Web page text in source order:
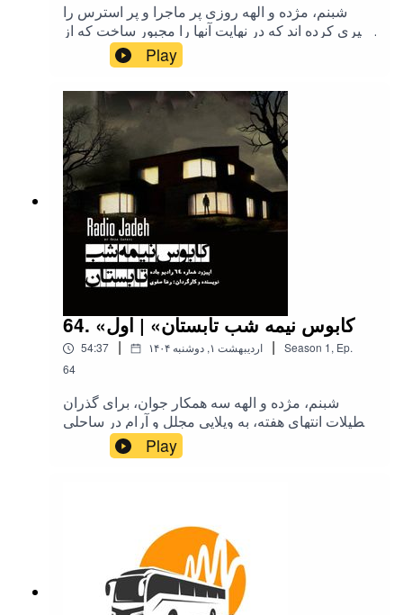
شبنم، مژده و الهه روزی پر ماجرا و پر استرس را
سپری کرده اند که در نهایت آنها را مجبور ساخت که از
پلیس تقاضای کمک کنند. دختران که پس از سپری
کردن ساعتها اضطراب و دلهره، تازه آرامشی پیدا
کرده اند و قصد خوابیدن داشتند، با هشدار الهه مبنی بر
حضور فردی در داخل ویلا روبرو میشوند که در
ادامه...!!؟
Play
64. «کابوس نیمه شب تابستان» | اول
54:37 | ۱۴۰۴ اردیبهشت ۱, دوشنبه | Season 1, Ep.
64
شبنم، مژده و الهه سه همکار جوان، برای گذران
تعطیلات انتهای هفته، به ویلایی مجلل و آرام در ساحلی
متروکه و دور از دسترس رفته اند و از لحظات خود
لذت میبرند، اما بدشانسی های عجیب و دور از انتظار،
Play